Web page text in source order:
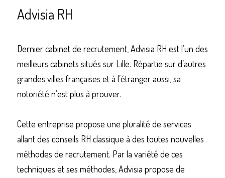
Advisia RH
Dernier cabinet de recrutement, Advisia RH est l’un des
meilleurs cabinets situés sur Lille. Répartie sur d’autres
grandes villes françaises et à l’étranger aussi, sa
notoriété n’est plus à prouver.
Cette entreprise propose une pluralité de services
allant des conseils RH classique à des toutes nouvelles
méthodes de recrutement. Par la variété de ces
techniques et ses méthodes, Advisia propose de